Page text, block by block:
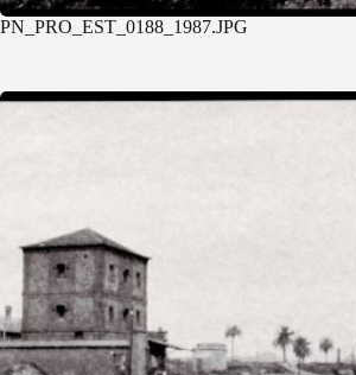
PN_PRO_EST_0188_1987.JPG